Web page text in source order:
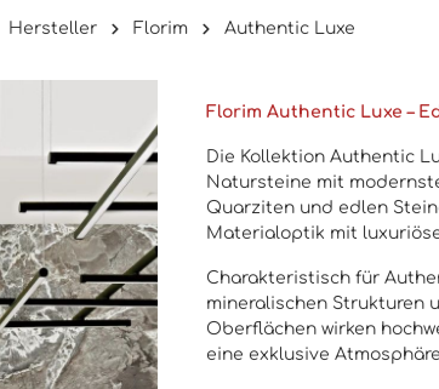
Hersteller Florim Authentic Luxe
Florim Authentic Luxe –
Die Kollektion Authentic
Natursteine mit
Quarziten und edlen
Materialoptik mit
Charakteristisch für
mineralischen Strukturen
Oberflächen wirken
eine exklusive